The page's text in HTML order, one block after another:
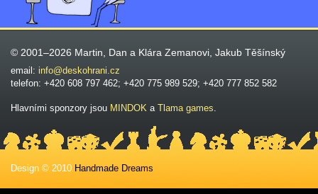
© 2001–2026 Martin, Dan a Klára Zemanovi, Jakub Těšínský
email: info@deskohrani.cz
telefon: +420 608 797 462; +420 775 989 529; +420 777 852 582
Hlavními sponzory jsou MINDOK a Tlama games.
Design © 2010 Handmade Dreams